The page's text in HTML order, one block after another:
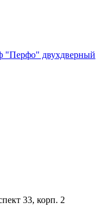
"Перфо" двухдверный
33, корп. 2